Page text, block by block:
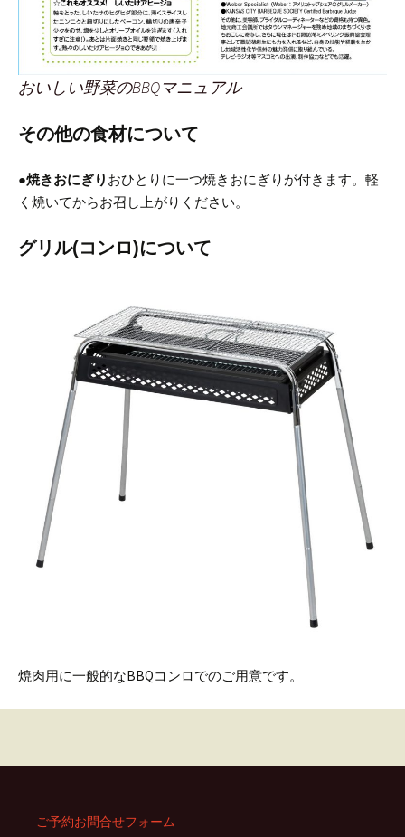
おいしい野菜のBBQマニュアル
その他の食材について
●焼きおにぎり おひとりに一つ焼きおにぎりが付きます。軽
く焼いてからお召し上がりください。
グリル(コンロ)について
焼肉用に一般的なBBQコンロでのご用意です。
ご予約お問合せフォーム